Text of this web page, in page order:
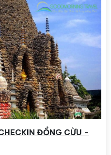
ĐỒNG CỪU -